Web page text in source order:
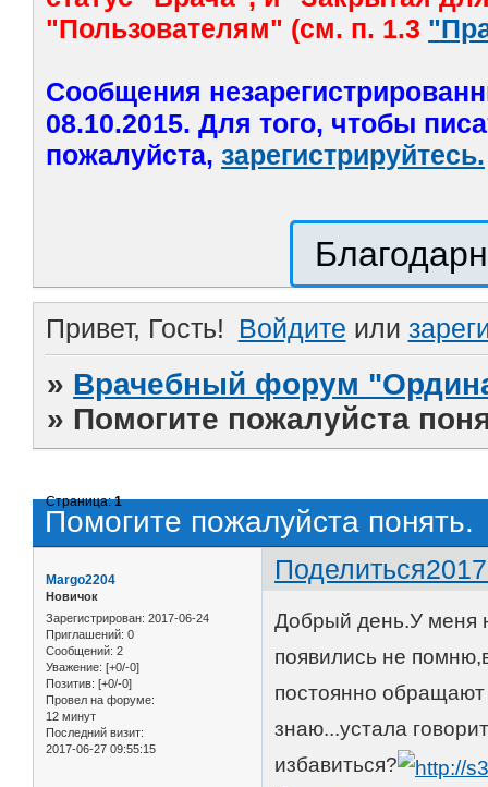
"Пользователям" (см. п. 1.3
Сообщения
08.10.2015. Для того, чтобы
пожалуйста, зарегистрируйтесь.
Привет, Гость! Войдите или
» Врачебный форум
» Помогите пожалуйста
Помогите пожалуйста понять.
Страница:1
Поделиться
Margo2204
Новичок
Зарегистрирован: 2017-06-24
Приглашений: 0
Сообщений: 2
Уважение: [+0/-0]
Позитив: [+0/-0]
Провел на форуме:
12 минут
Последний визит:
2017-06-27 09:55:15
Добрый день.У меня
появились не
постоянно
знаю...устала
избавиться?